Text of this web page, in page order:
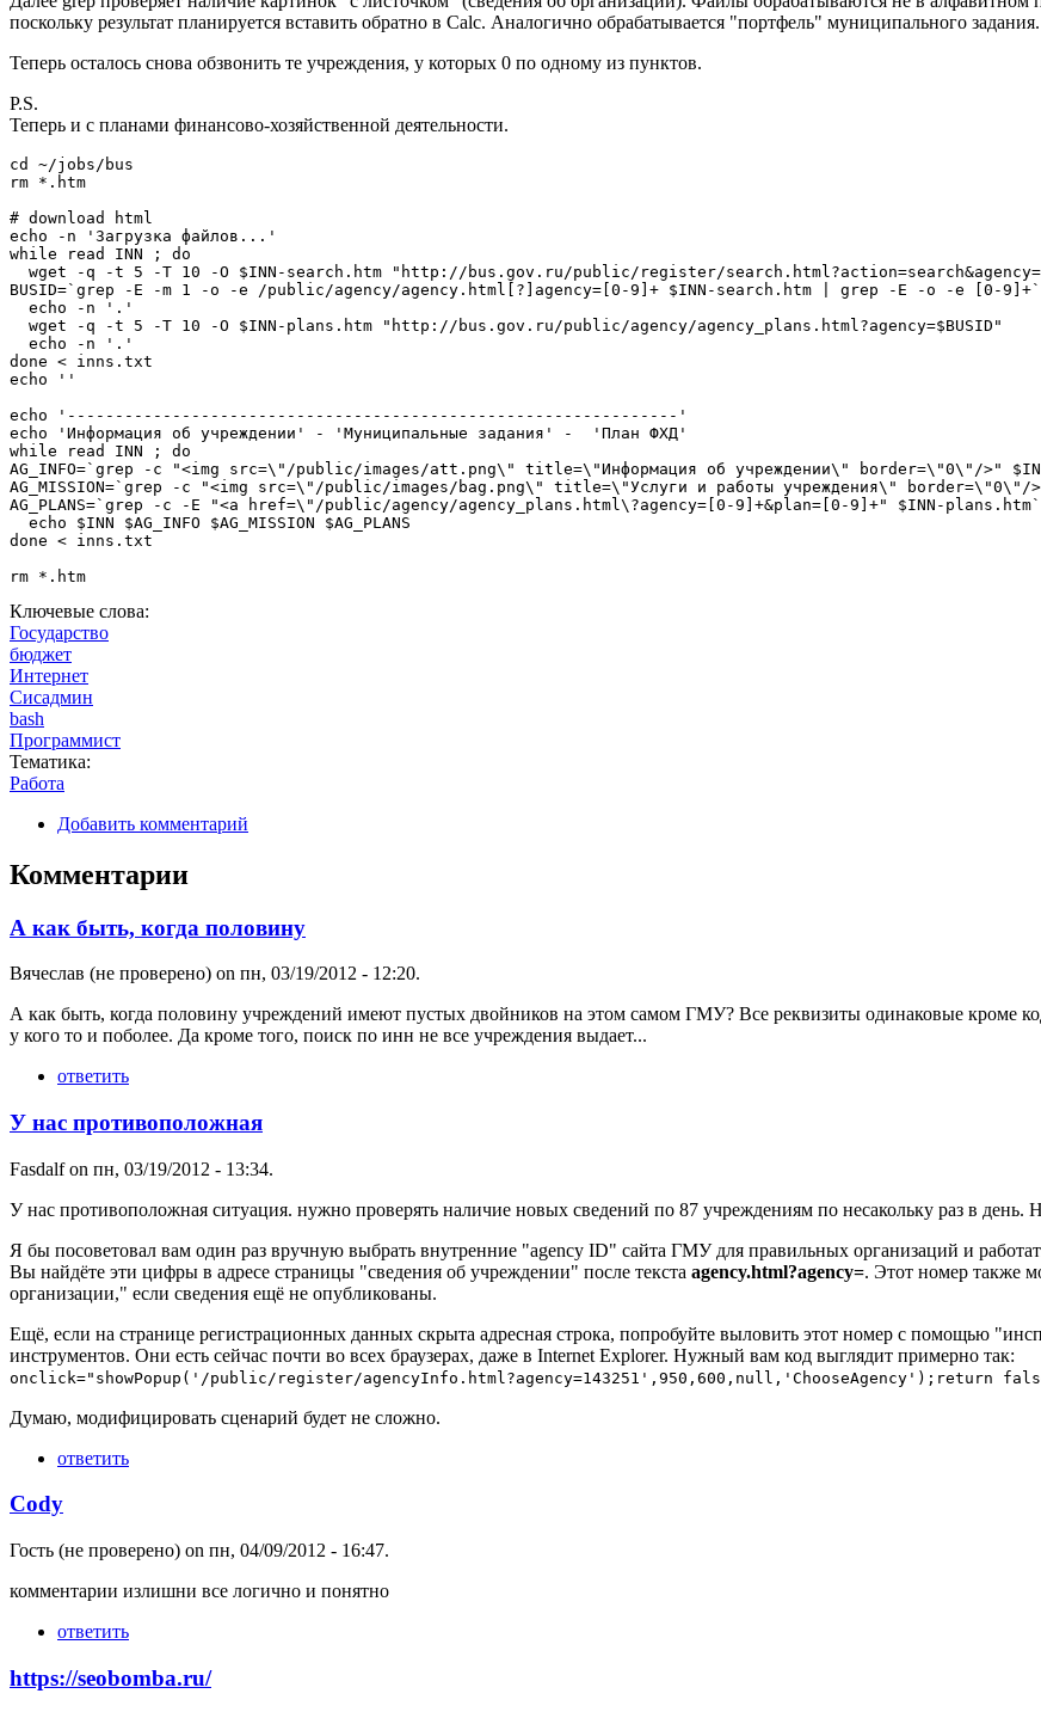
поскольку результат планируется вставить обратно в Calc. Аналогично обрабатывается "портфель" муниципального задания.
Теперь осталось снова обзвонить те учреждения, у которых 0 по одному из пунктов.
P.S.
Теперь и с планами финансово-хозяйственной деятельности.
cd ~/jobs/bus
rm *.htm
# download html
echo -n 'Загрузка файлов...'
while read INN ; do
wget -q -t 5 -T 10 -O $INN-search.htm "http://bus.gov.ru/public/register/
BUSID=`grep -E -m 1 -o -e /public/agency/agency.html[?]agency=[0-9]+ $INN-search.htm | grep -E -o -e [0-9]+`
  echo -n '.'
  wget -q -t 5 -T 10 -O $INN-plans.htm "http://bus.gov.ru/public/agency/agency_plans.html?agency=$BUSID"
  echo -n '.'
done < inns.txt
echo ''
echo '----------------------------------------------------------------'
echo 'Информация об учреждении' - 'Муниципальные задания' -  'План ФХД'
while read INN ; do
AG_INFO=`grep -c "<img src=\"/public/images/att.png\" title=\"Информация об учреждении\" border=\"0\"/>"
AG_MISSION=`grep -c "<img src=\"/public/images/bag.png\" title=\"Услуги и работы учреждения\" border=\"0\"/
AG_PLANS=`grep -c -E "<a href=\"/public/agency/agency_plans.html\?agency=[0-9]+&plan=[0-9]+" $INN-plans.htm`
  echo $INN $AG_INFO $AG_MISSION $AG_PLANS
done < inns.txt
rm *.htm
Ключевые слова:
Государство
бюджет
Интернет
Сисадмин
bash
Программист
Тематика:
Работа
Добавить комментарий
Комментарии
А как быть, когда половину
Вячеслав (не проверено) on пн, 03/19/2012 - 12:20.
А как быть, когда половину учреждений имеют пустых двойников на этом самом ГМУ? Все реквизиты одинаковые кроме
у кого то и поболее. Да кроме того, поиск по инн не все учреждения выдает...
ответить
У нас противоположная
Fasdalfon пн, 03/19/2012 - 13:34.
У нас противоположная ситуация. нужно проверять наличие новых сведений по 87 учреждениям по несакольку раз в
Я бы посоветовал вам один раз вручную выбрать внутренние "agency ID" сайта ГМУ для правильных организаций и
Вы найдёте эти цифры в адресе страницы "сведения об учреждении" после текста agency.html?agency=. Этот номер также
организации," если сведения ещё не опубликованы.
Ещё, если на странице регистрационных данных скрыта адресная строка, попробуйте выловить этот номер с помощью
инструментов. Они есть сейчас почти во всех браузерах, даже в Internet Explorer. Нужный вам код выглядит примерно так:
onclick="showPopup('/public/register/agencyInfo.html?agency=143251',950,600,null,'ChooseAgency');return
Думаю, модифицировать сценарий будет не сложно.
ответить
Cody
Гость (не проверено) on пн, 04/09/2012 - 16:47.
комментарии излишни все логично и понятно
ответить
https://seobomba.ru/